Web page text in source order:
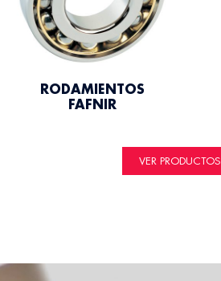
RODAMIENTOS
FAFNIR
VER PRODUCTOS